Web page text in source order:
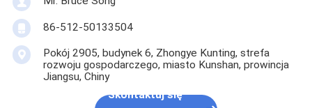
86-512-50133504
Pokój 2905, budynek 6, Zhongye Kunting, strefa
rozwoju gospodarczego, miasto Kunshan, prowincja
Jiangsu, Chiny
Skontaktuj się